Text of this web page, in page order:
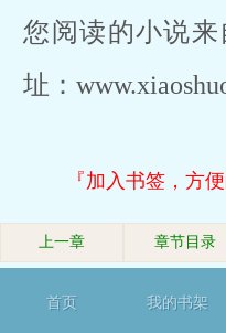
您阅读的小说
址：
『加入书签，方
上一章 章节目录
首页 我的书架